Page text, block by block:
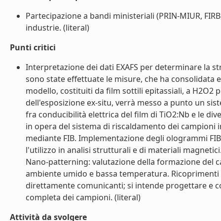
Partecipazione a bandi ministeriali (PRIN-MIUR,
industrie. (literal)
Punti critici
Interpretazione dei dati EXAFS per determinare la
sono state effettuate le misure, che ha consolidata
modello, costituiti da film sottili epitassiali, a H2O2
dell'esposizione ex-situ, verrà messo a punto un
fra conducibilità elettrica del film di TiO2:Nb e le
in opera del sistema di riscaldamento dei campioni
mediante FIB. Implementazione degli ologrammi
l'utilizzo in analisi strutturali e di materiali
Nano-patterning: valutazione della formazione del
ambiente umido e bassa temperatura.
direttamente comunicanti; si intende progettare e
completa dei campioni. (literal)
Attività da svolgere